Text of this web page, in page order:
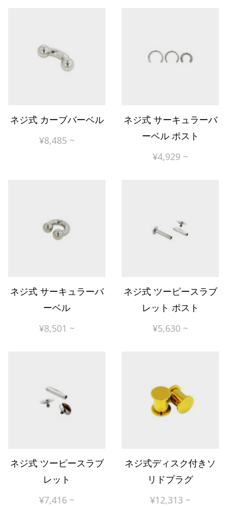
ネジ式 カーブバーベル
¥8,485 ~
ネジ式 サーキュラーバ
ーベル ポスト
¥4,929 ~
ネジ式 サーキュラーバ
ーベル
¥8,501 ~
ネジ式 ツーピースラブ
レット ポスト
¥5,630 ~
ネジ式 ツーピースラブ
レット
¥7,416 ~
ネジ式ディスク付きソ
リドプラグ
¥12,313 ~